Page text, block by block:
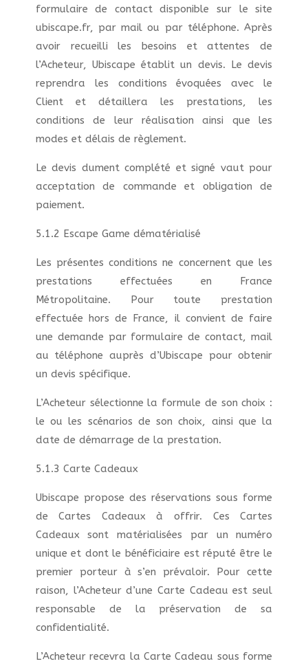
formulaire de contact disponible sur le site
ubiscape.fr, par mail ou par téléphone. Après
avoir recueilli les besoins et attentes de
l’Acheteur, Ubiscape établit un devis. Le devis
reprendra les conditions évoquées avec le
Client et détaillera les prestations, les
conditions de leur réalisation ainsi que les
modes et délais de règlement.
Le devis dument complété et signé vaut pour
acceptation de commande et obligation de
paiement.
5.1.2 Escape Game dématérialisé
Les présentes conditions ne concernent que les
prestations effectuées en France
Métropolitaine. Pour toute prestation
effectuée hors de France, il convient de faire
une demande par formulaire de contact, mail
au téléphone auprès d’Ubiscape pour obtenir
un devis spécifique.
L’Acheteur sélectionne la formule de son choix :
le ou les scénarios de son choix, ainsi que la
date de démarrage de la prestation.
5.1.3 Carte Cadeaux
Ubiscape propose des réservations sous forme
de Cartes Cadeaux à offrir. Ces Cartes
Cadeaux sont matérialisées par un numéro
unique et dont le bénéficiaire est réputé être le
premier porteur à s’en prévaloir. Pour cette
raison, l’Acheteur d’une Carte Cadeau est seul
responsable de la préservation de sa
confidentialité.
L’Acheteur recevra la Carte Cadeau sous forme